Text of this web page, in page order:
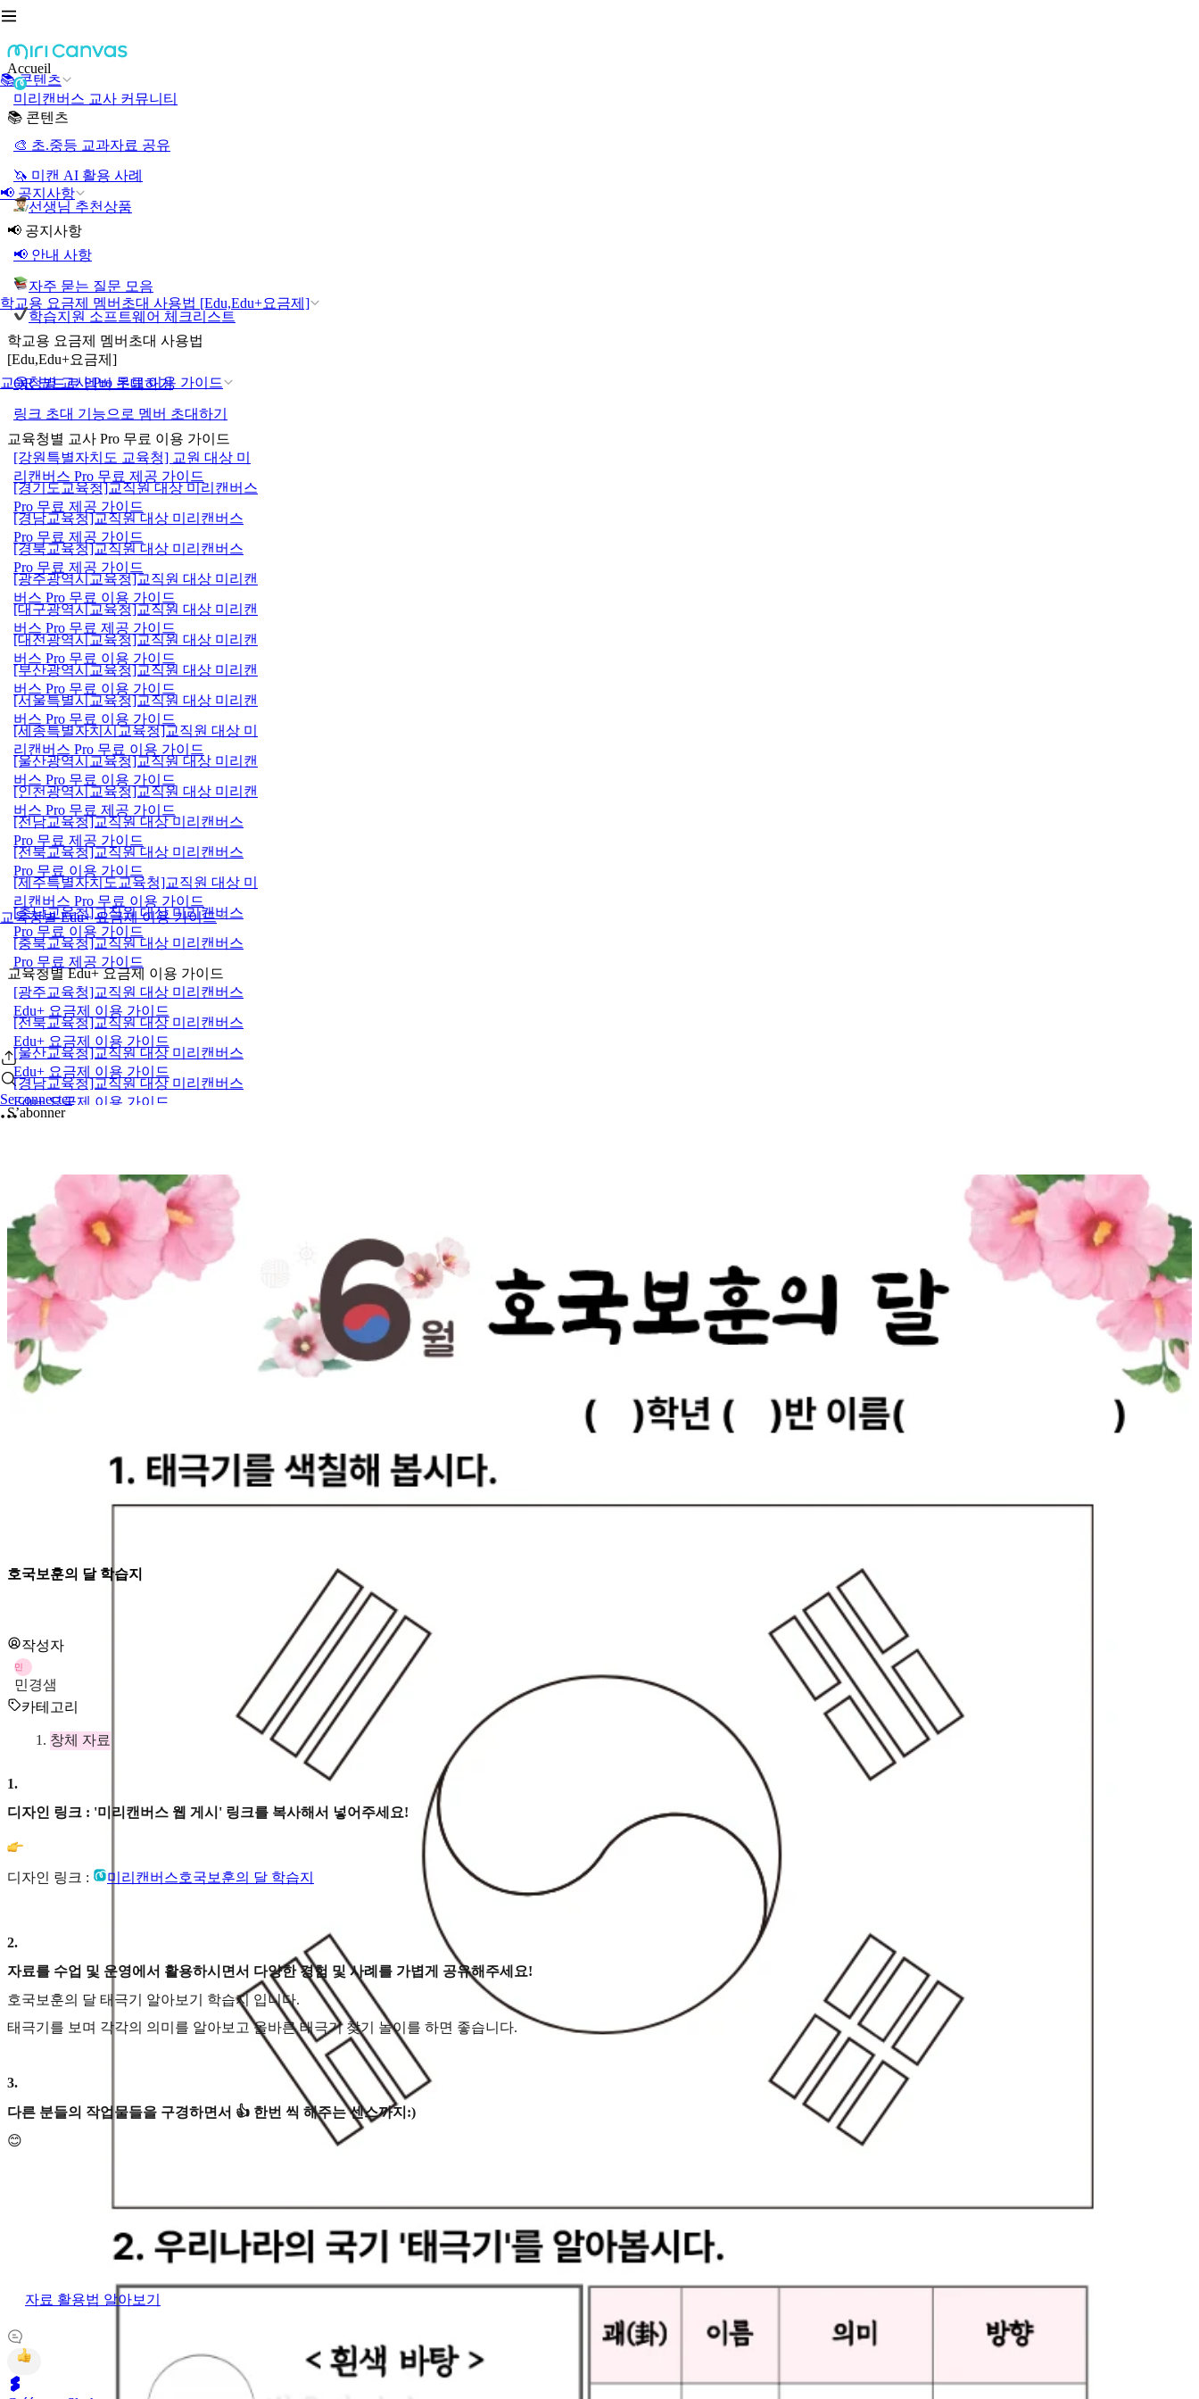
📚 콘텐츠
📢 공지사항
학교용 요금제 멤버초대 사용법 [Edu,Edu+요금제]
교육청별 교사 Pro 무료 이용 가이드
교육청별 Edu+ 요금제 이용 가이드
Se connecter
Accueil
미리캔버스 교사 커뮤니티
📚 콘텐츠
🎨 초.중등 교과자료 공유
🦄 미캔 AI 활용 사례
선생님 추천상품
📢 공지사항
📢 안내 사항
자주 묻는 질문 모음
학습지원 소프트웨어 체크리스트
학교용 요금제 멤버초대 사용법
[Edu,Edu+요금제]
QR 코드로 멤버 초대하기
링크 초대 기능으로 멤버 초대하기
교육청별 교사 Pro 무료 이용 가이드
[강원특별자치도 교육청] 교원 대상 미
리캔버스 Pro 무료 제공 가이드
[경기도교육청]교직원 대상 미리캔버스
Pro 무료 제공 가이드
[경남교육청]교직원 대상 미리캔버스
Pro 무료 제공 가이드
[경북교육청]교직원 대상 미리캔버스
Pro 무료 제공 가이드
[광주광역시교육청]교직원 대상 미리캔
버스 Pro 무료 이용 가이드
[대구광역시교육청]교직원 대상 미리캔
버스 Pro 무료 제공 가이드
[대전광역시교육청]교직원 대상 미리캔
버스 Pro 무료 이용 가이드
[부산광역시교육청]교직원 대상 미리캔
버스 Pro 무료 이용 가이드
[서울특별시교육청]교직원 대상 미리캔
버스 Pro 무료 이용 가이드
[세종특별자치시교육청]교직원 대상 미
리캔버스 Pro 무료 이용 가이드
[울산광역시교육청]교직원 대상 미리캔
버스 Pro 무료 이용 가이드
[인천광역시교육청]교직원 대상 미리캔
버스 Pro 무료 제공 가이드
[전남교육청]교직원 대상 미리캔버스
Pro 무료 제공 가이드
[전북교육청]교직원 대상 미리캔버스
Pro 무료 이용 가이드
[제주특별자치도교육청]교직원 대상 미
리캔버스 Pro 무료 이용 가이드
[충남교육청]교직원 대상 미리캔버스
Pro 무료 이용 가이드
[충북교육청]교직원 대상 미리캔버스
Pro 무료 제공 가이드
교육청별 Edu+ 요금제 이용 가이드
[광주교육청]교직원 대상 미리캔버스
Edu+ 요금제 이용 가이드
[전북교육청]교직원 대상 미리캔버스
Edu+ 요금제 이용 가이드
[울산교육청]교직원 대상 미리캔버스
Edu+ 요금제 이용 가이드
[경남교육청]교직원 대상 미리캔버스
Edu+ 요금제 이용 가이드
S’abonner
호국보훈의 달 학습지
작성자
민
민경샘
카테고리
창체 자료
1.
디자인 링크 : '미리캔버스 웹 게시' 링크를 복사해서 넣어주세요!
디자인 링크 : 미리캔버스호국보훈의 달 학습지
2.
자료를 수업 및 운영에서 활용하시면서 다양한 경험 및 사례를 가볍게 공유해주세요!
호국보훈의 달 태극기 알아보기 학습지 입니다.
태극기를 보며 각각의 의미를 알아보고 올바른 태극기 찾기 놀이를 하면 좋습니다.
3.
다른 분들의 작업물들을 구경하면서 👍 한번 씩 해주는 센스까지:)
😊
자료 활용법 알아보기